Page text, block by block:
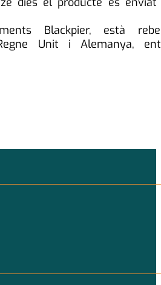
Blackpier, està
Unit i Alemanya,